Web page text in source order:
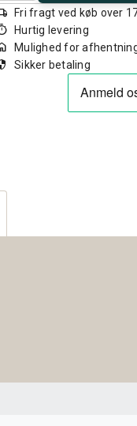
Fri fragt ved køb over
Hurtig levering
Mulighed for
Sikker betaling